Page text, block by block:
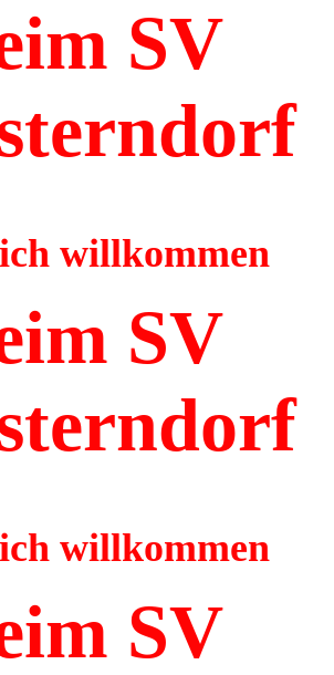
SV
willkommen
SV
willkommen
SV